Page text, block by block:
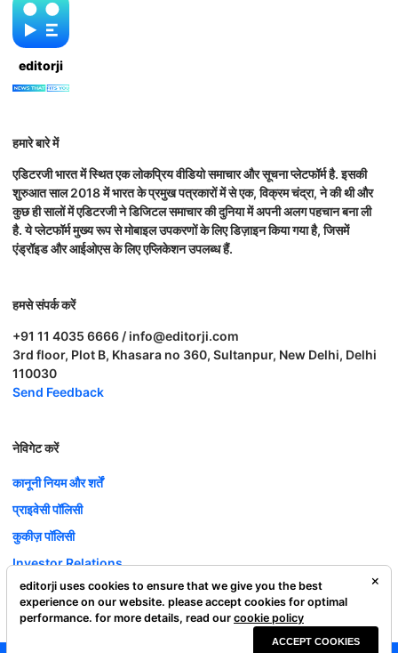
editorji
हमारे बारे में
एडिटरजी भारत में स्थित एक लोकप्रिय वीडियो समाचार और सूचना प्लेटफॉर्म है. इसकी
शुरुआत साल 2018 में भारत के प्रमुख पत्रकारों में से एक, विक्रम चंद्रा, ने की थी और
कुछ ही सालों में एडिटरजी ने डिजिटल समाचार की दुनिया में अपनी अलग पहचान बना ली
है. ये प्लेटफॉर्म मुख्य रूप से मोबाइल उपकरणों के लिए डिज़ाइन किया गया है, जिसमें
एंड्रॉइड और आईओएस के लिए एप्लिकेशन उपलब्ध हैं.
हमसे संपर्क करें
+91 11 4035 6666 / info@editorji.com
3rd floor, Plot B, Khasara no 360, Sultanpur, New Delhi, Delhi
110030
Send Feedback
नेविगेट करें
कानूनी नियम और शर्तें
प्राइवेसी पॉलिसी
कुकीज़ पॉलिसी
Investor Relations
करियर
Complaint Redressal
editorji uses cookies to ensure that we give you the best
experience on our website. please accept cookies for optimal
performance. for more details, read our cookie policy
ACCEPT COOKIES